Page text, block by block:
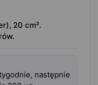
20 cm².
następnie